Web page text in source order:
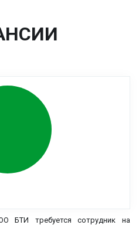
БТИ требуется сотрудник на